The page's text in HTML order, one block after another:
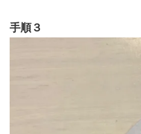
手順３